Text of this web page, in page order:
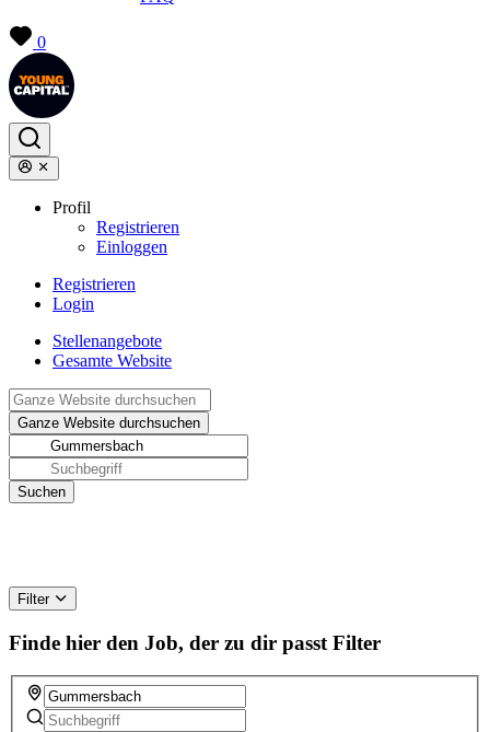
0
Profil
Registrieren
Einloggen
Registrieren
Login
Stellenangebote
Gesamte Website
Filter
Finde hier den Job, der zu dir passt Filter